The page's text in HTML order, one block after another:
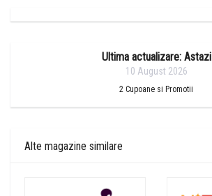
Ultima actualizare: Astazi
10 August 2026
2 Cupoane si Promotii
Alte magazine similare